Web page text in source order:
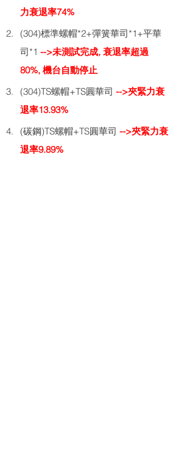
力衰退率74%
(304)標準螺帽*2+彈簧華司*1+平華
司*1 -->未測試完成, 衰退率超過
80%, 機台自動停止
(304)TS螺帽+TS圓華司 -->夾緊力衰
退率13.93%
(碳鋼)TS螺帽+TS圓華司 -->夾緊力衰
退率9.89%